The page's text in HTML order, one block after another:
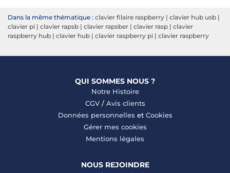
Dans la même thématique : clavier filaire raspberry | clavier hub usb |
clavier pi | clavier rapsb | clavier rapsber | clavier rasp | clavier
raspberry hub | clavier hub | clavier raspberry pi | clavier raspberry
QUI SOMMES NOUS ?
Notre Histoire
CGV/ Avis clients
Données personnelles et Cookies
Gérer mes cookies
Mentions légales
NOUS REJOINDRE